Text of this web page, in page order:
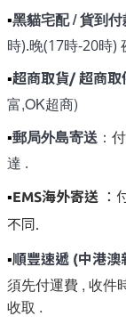
▪黑貓宅配 / 貨到
時).晚(17時-20時)
▪超商取貨/ 超商取
富,OK超商)
▪郵局外島寄送 ：
達 .
▪EMS海外寄送
：
不同.
▪順豐速遞 (中港澳
須先付運費 , 收件
收取 .